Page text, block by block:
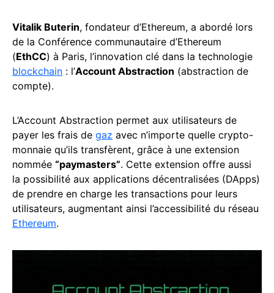
Vitalik Buterin, fondateur d’Ethereum, a abordé lors
de la Conférence communautaire d’Ethereum
(EthCC) à Paris, l’innovation clé dans la technologie
blockchain : l’Account Abstraction (abstraction de
compte).
L’Account Abstraction permet aux utilisateurs de
payer les frais de gaz avec n’importe quelle crypto-
monnaie qu’ils transfèrent, grâce à une extension
nommée “paymasters”. Cette extension offre aussi
la possibilité aux applications décentralisées (DApps)
de prendre en charge les transactions pour leurs
utilisateurs, augmentant ainsi l’accessibilité du réseau
Ethereum.